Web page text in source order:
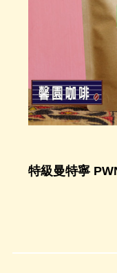
特級曼特寧